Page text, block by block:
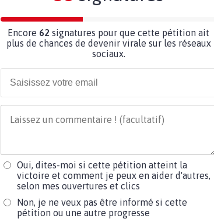
Encore 62 signatures pour que cette pétition ait
plus de chances de devenir virale sur les réseaux
sociaux.
Oui, dites-moi si cette pétition atteint la
victoire et comment je peux en aider d'autres,
selon mes ouvertures et clics
Non, je ne veux pas être informé si cette
pétition ou une autre progresse